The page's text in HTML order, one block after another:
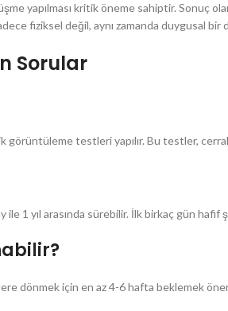
yapılması kritik öneme sahiptir. Sonuç
fiziksel değil, aynı zamanda duygusal bir
Sorular
testleri yapılır. Bu testler,
1 yıl arasında sürebilir. İlk birkaç gün hafif
için en az 4-6 hafta beklemek